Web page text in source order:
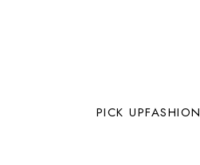
PICK UPFASHION